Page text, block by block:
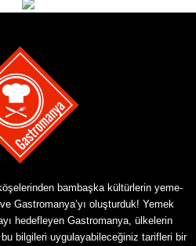
bambaşka kültürlerin yeme-
Gastromanya’yı oluşturduk! Yemek
hedefleyen Gastromanya, ülkelerin
bilgileri uygulayabileceğiniz tarifleri bir